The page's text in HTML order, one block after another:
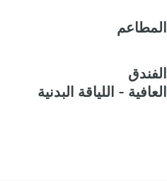
المطاعم
الفندق
العافية - اللياقة البدنية